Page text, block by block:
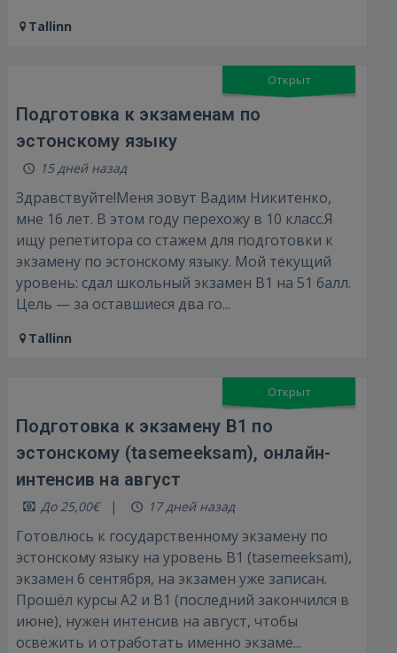
Забыли пароль?
 Sign in with Apple
Ещё не зарегистрированы?
РЕГИСТРАЦИЯ
Tallinn
Открыт
Подготовка к экзаменам по
эстонскому языку
15 дней назад
Здравствуйте! ​Меня зовут Вадим Никитенко,
мне 16 лет. В этом году перехожу в 10 класс. ​Я
ищу репетитора со стажем для подготовки к
экзамену по эстонскому языку. Мой текущий
уровень: сдал школьный экзамен B1 на 51 балл.
Цель — за оставшиеся два го...
Tallinn
Открыт
Подготовка к экзамену B1 по
эстонскому (tasemeeksam), онлайн-
интенсив на август
До 25,00€ 17 дней назад
Готовлюсь к государственному экзамену по
эстонскому языку на уровень B1 (tasemeeksam),
экзамен 6 сентября, на экзамен уже записан.
Прошёл курсы A2 и B1 (последний закончился в
июне), нужен интенсив на август, чтобы
освежить и отработать именно экзаме...